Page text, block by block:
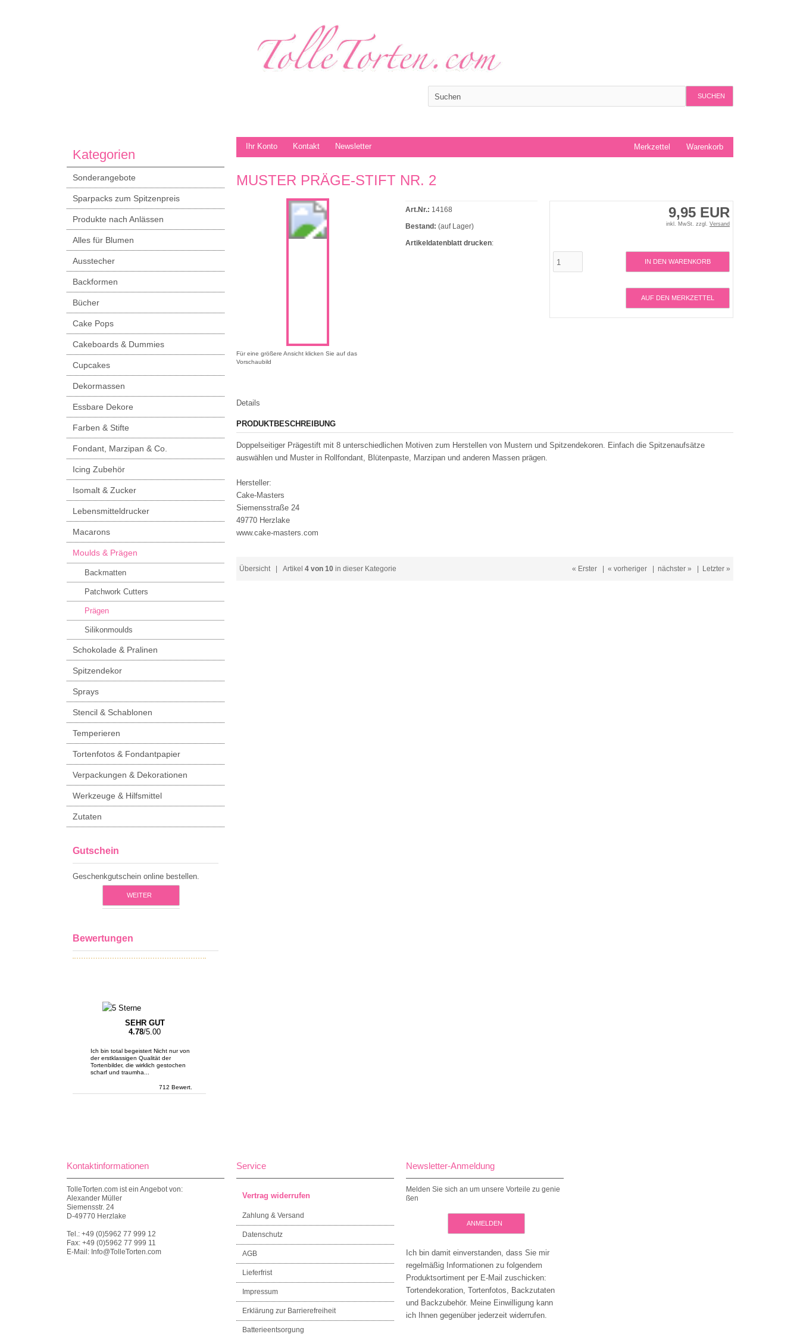
SUCHEN
Ihr Konto Kontakt Newsletter Warenkorb
Merkzettel
MUSTER PRÄGE-STIFT NR. 2
Für eine größere Ansicht klicken Sie auf das
Vorschaubild
9,95 EUR
inkl. MwSt. zzgl. Versand
IN DEN WARENKORB
AUF DEN MERKZETTEL
Art.Nr.: 14168
Bestand: (auf Lager)
Artikeldatenblatt drucken:
Details
PRODUKTBESCHREIBUNG
Doppelseitiger Prägestift mit 8 unterschiedlichen Motiven zum Herstellen von Mustern und Spitzendekoren. Einfach die Spitzenaufsätze
auswählen und Muster in Rollfondant, Blütenpaste, Marzipan und anderen Massen prägen.
Hersteller:
Cake-Masters
Siemensstraße 24
49770 Herzlake
www.cake-masters.com
Übersicht| Artikel 4 von 10 in dieser Kategorie « Erster « vorheriger nächster » Letzter »
Kategorien
Sonderangebote
Sparpacks zum Spitzenpreis
Produkte nach Anlässen
Alles für Blumen
Ausstecher
Backformen
Bücher
Cake Pops
Cakeboards & Dummies
Cupcakes
Dekormassen
Essbare Dekore
Farben & Stifte
Fondant, Marzipan & Co.
Icing Zubehör
Isomalt & Zucker
Lebensmitteldrucker
Macarons
Moulds & Prägen
Backmatten
Patchwork Cutters
Prägen
Silikonmoulds
Schokolade & Pralinen
Spitzendekor
Sprays
Stencil & Schablonen
Temperieren
Tortenfotos & Fondantpapier
Verpackungen & Dekorationen
Werkzeuge & Hilfsmittel
Zutaten
Gutschein
Geschenkgutschein online bestellen.
WEITER
Bewertungen
SEHR GUT
4.78/5.00
Ich bin total begeistert Nicht nur von
der erstklassigen Qualität der
Tortenbilder, die wirklich gestochen
scharf und traumha...
712 Bewert.
Kontaktinformationen
TolleTorten.com ist ein Angebot von:
Alexander Müller
Siemensstr. 24
D-49770 Herzlake
Tel.: +49 (0)5962 77 999 12
Fax: +49 (0)5962 77 999 11
E-Mail: Info@TolleTorten.com
Service
Vertrag widerrufen
Zahlung & Versand
Datenschutz
AGB
Lieferfrist
Impressum
Erklärung zur Barrierefreiheit
Batterieentsorgung
Newsletter-Anmeldung
Melden Sie sich an um unsere Vorteile zu genie
ßen
ANMELDEN
Ich bin damit einverstanden, dass Sie mir
regelmäßig Informationen zu folgendem
Produktsortiment per E-Mail zuschicken:
Tortendekoration, Tortenfotos, Backzutaten
und Backzubehör. Meine Einwilligung kann
ich Ihnen gegenüber jederzeit widerrufen.